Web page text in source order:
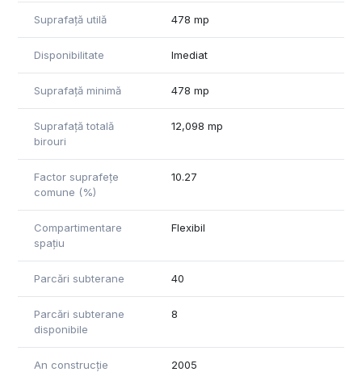
Suprafață utilă 478 mp
Disponibilitate Imediat
Suprafață minimă 478 mp
Suprafață totală
birouri
12,098 mp
Factor suprafețe
comune (%)
10.27
Compartimentare
spațiu
Flexibil
Parcări subterane 40
Parcări subterane
disponibile
8
An construcție 2005